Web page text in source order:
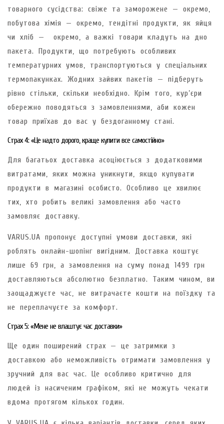
товарного сусідства: свіже та заморожене — окремо,
побутова хімія — окремо, тендітні продукти, як яйця
чи хліб — окремо, а важкі товари кладуть на дно
пакета. Продукти, що потребують особливих
температурних умов, транспортуються у спеціальних
термопакунках. Жодних зайвих пакетів — підберуть
рівно стільки, скільки необхідно. Крім того, кур’єри
обережно поводяться з замовленнями, аби кожен
товар приїхав до вас у бездоганному стані.
Страх 4: «Це надто дорого, краще купити все самостійно»
Для багатьох доставка асоціюється з додатковими
витратами, яких можна уникнути, якщо купувати
продукти в магазині особисто. Особливо це хвилює
тих, хто робить великі замовлення або часто
замовляє доставку.
VARUS.UA пропонує доступні умови доставки, які
роблять онлайн-шопінг вигідним. Доставка коштує
лише 69 грн, а замовлення на суму понад 1499 грн
доставляються абсолютно безплатно. Таким чином, ви
заощаджуєте час, не витрачаєте кошти на поїздку та
не переплачуєте за комфорт.
Страх 5: «Мене не влаштує час доставки»
Ще один поширений страх — це затримки з
доставкою або неможливість отримати замовлення у
зручний для вас час. Це особливо критично для
людей із насиченим графіком, які не можуть чекати
вдома протягом кількох годин.